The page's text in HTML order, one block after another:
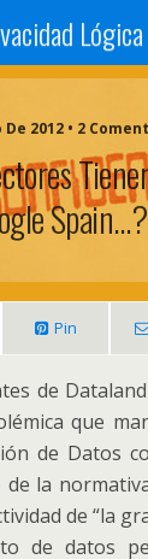
Lógica
De 2012 • 2
Spain…?
Pin
de
que
de Datos
la
de “la
de datos